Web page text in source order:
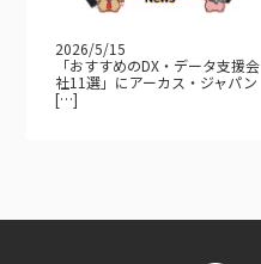
2026/5/15
「おすすめのDX・データ支援会
社11選」にアーカス・ジャパン
[…]